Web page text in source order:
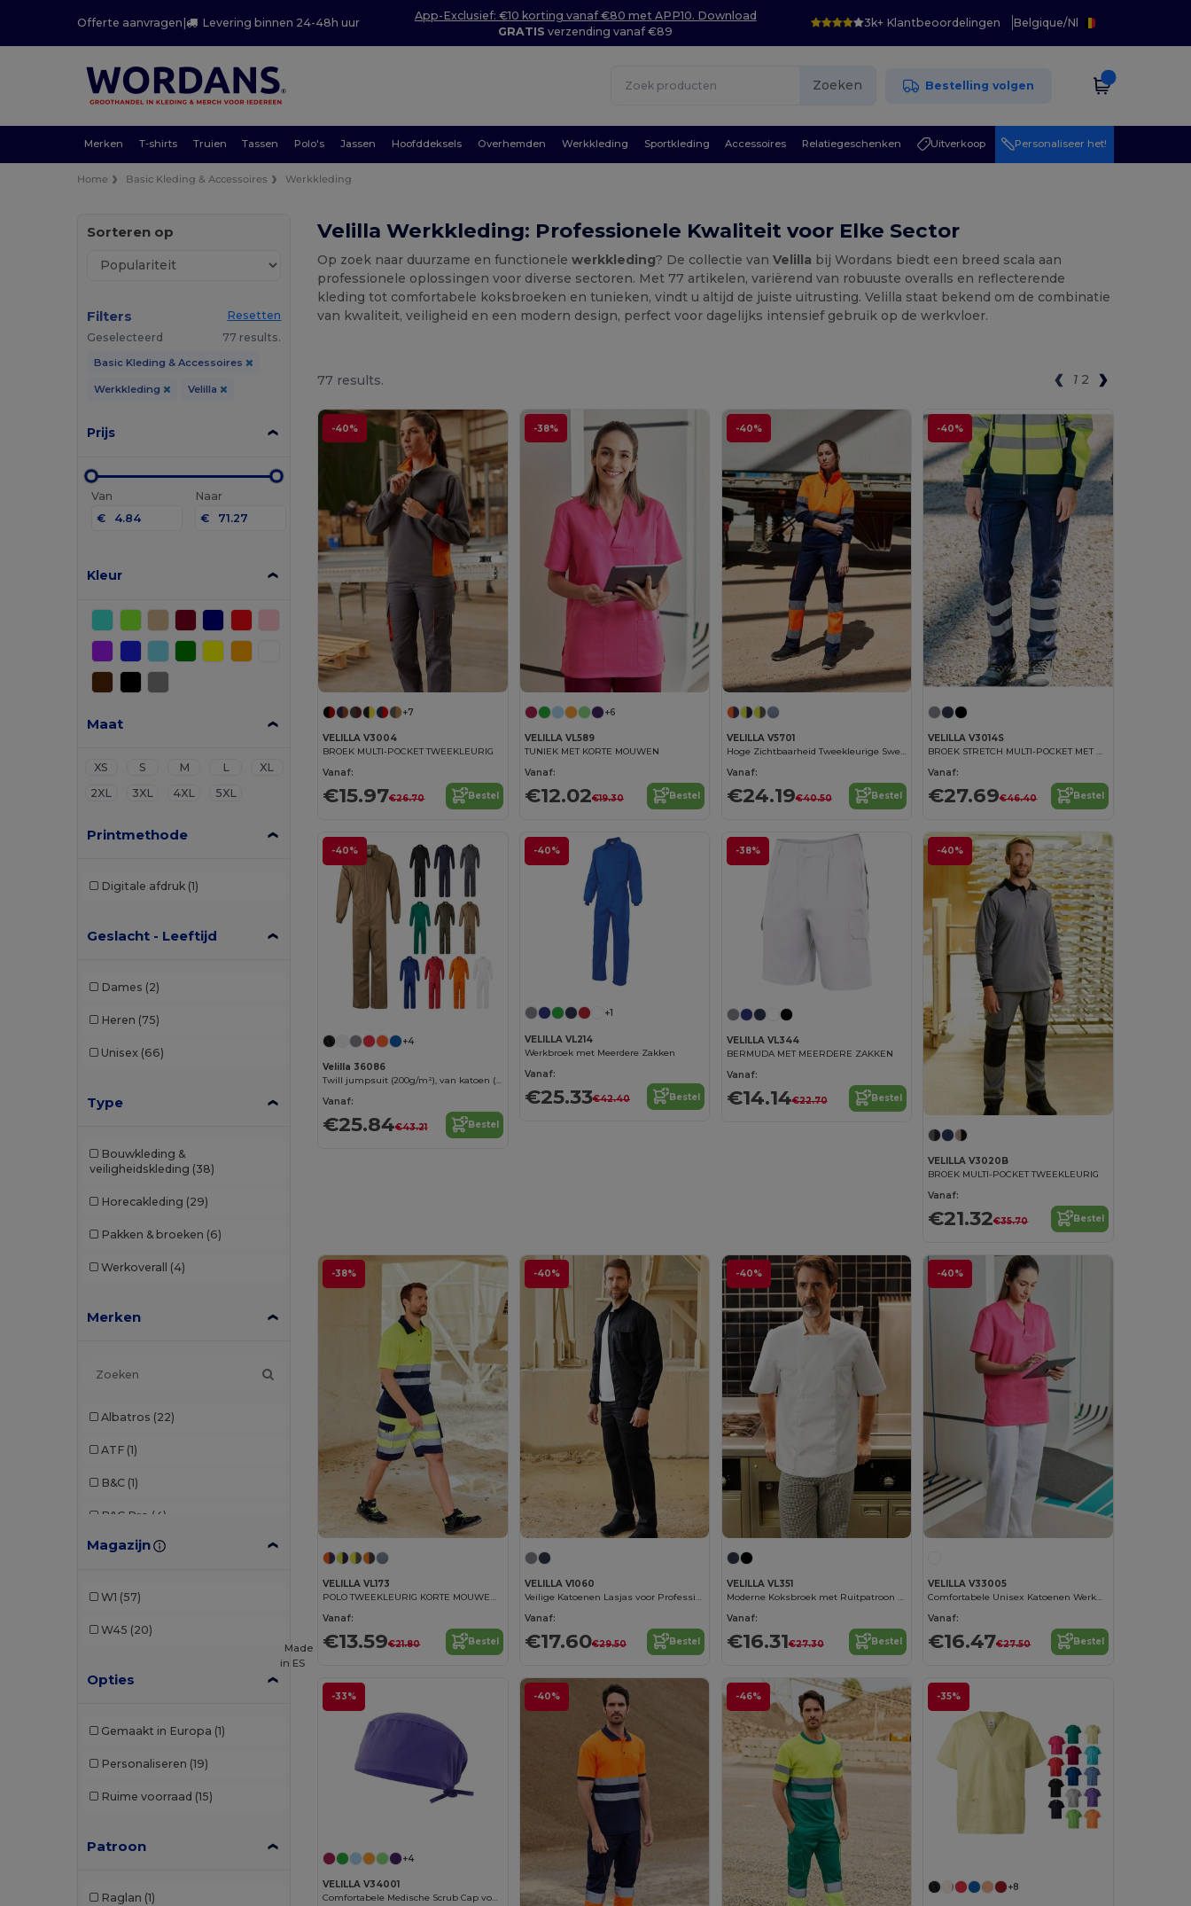
Offerte aanvragen | Levering binnen 24-48h uur
App-Exclusief: €10 korting vanaf €80 met APP10. Download
GRATIS verzending vanaf €89
3k+ Klantbeoordelingen Belgique/Nl
Zoeken Bestelling volgen
Merken T-shirts Truien Tassen Polo's Jassen Hoofddeksels Overhemden Werkkleding Sportkleding Accessoires Relatiegeschenken Uitverkoop Personaliseer het!
Home Basic Kleding & Accessoires Werkkleding
Sorteren op
Filters
Resetten
Geselecteerd
77 results.
Basic Kleding & Accessoires
Werkkleding Velilla
Prijs
Van
€
Naar
€
Kleur
Maat
XS S M L
XL
2XL
3XL 4XL 5XL
Printmethode
Digitale afdruk (1)
Geslacht - Leeftijd
Dames (2)
Heren (75)
Unisex (66)
Type
Bouwkleding &
veiligheidskleding (38)
Horecakleding (29)
Pakken & broeken (6)
Werkoverall (4)
Merken
Albatros (22)
ATF (1)
B&C (1)
B&C Pro (4)
Bata Industrials
Carhartt
Dickies (1)
Magazijn
W1 (57)
W45 (20)
Opties
Gemaakt in Europa (1)
Personaliseren (19)
Ruime voorraad (15)
Patroon
Raglan (1)
Velilla Werkkleding: Professionele Kwaliteit voor Elke Sector
Op zoek naar duurzame en functionelewerkkleding? De collectie vanVelilla bij Wordans biedt een breed scala aan
professionele oplossingen voor diverse sectoren. Met 77 artikelen, variërend van robuuste overalls en reflecterende
kleding tot comfortabele koksbroeken en tunieken, vindt u altijd de juiste uitrusting. Velilla staat bekend om de combinatie
van kwaliteit, veiligheid en een modern design, perfect voor dagelijks intensief gebruik op de werkvloer.
77 results. 1 2
-40%
+7
VELILLA V3004
BROEK MULTI-POCKET TWEEKLEURIG
Vanaf:
€15.97€26.70 Bestel
-38%
+6
VELILLA VL589
TUNIEK MET KORTE MOUWEN
Vanaf:
€12.02€19.30 Bestel
-40%
VELILLA V5701
Hoge Zichtbaarheid Tweekleurige Sweat Top met Ritssluiting
Vanaf:
€24.19€40.50 Bestel
-40%
VELILLA V3014S
BROEK STRETCH MULTI-POCKET MET REFLECTERENDE STREPEN
Vanaf:
€27.69€46.40 Bestel
-40%
+4
Velilla 36086
Twill jumpsuit (200g/m²), van katoen (35%) en polyester (65%)
Vanaf:
€25.84€43.21 Bestel
-40%
+1
VELILLA VL214
Werkbroek met Meerdere Zakken
Vanaf:
€25.33€42.40 Bestel
-38%
VELILLA VL344
BERMUDA MET MEERDERE ZAKKEN
Vanaf:
€14.14€22.70 Bestel
-40%
VELILLA V3020B
BROEK MULTI-POCKET TWEEKLEURIG
Vanaf:
€21.32€35.70 Bestel
-38%
VELILLA VL173
POLO TWEEKLEURIG KORTE MOUWEN HOGE ZICHTBAARHEID
Vanaf:
€13.59€21.80 Bestel
-40%
VELILLA V1060
Veilige Katoenen Lasjas voor Professionele Bescherming
Vanaf:
€17.60€29.50 Bestel
-40%
VELILLA VL351
Moderne Koksbroek met Ruitpatroon en Comfort
Vanaf:
€16.31€27.30 Bestel
-40%
VELILLA V33005
Comfortabele Unisex Katoenen Werkbroek
Vanaf:
€16.47€27.50 Bestel
-33%
Made
in ES
+4
VELILLA V34001
Comfortabele Medische Scrub Cap voor Vrouwen
-40% -46% -35%
+8